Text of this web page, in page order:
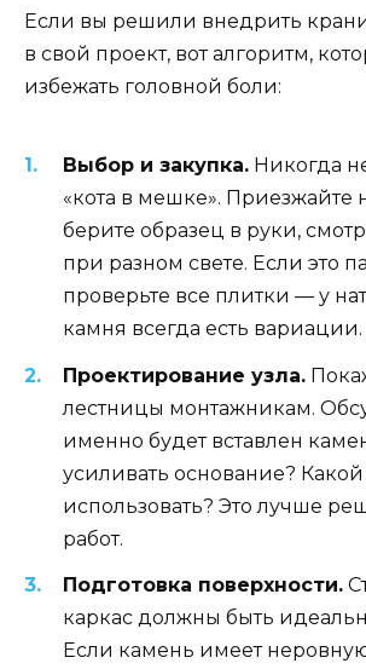
Если вы решили внедрить
в свой проект, вот алгоритм,
избежать головной боли:
Выбор и закупка. Никогда
«кота в мешке». Приезжайте
берите образец в руки,
при разном свете. Если это
проверьте все плитки — у
камня всегда есть вариации.
Проектирование узла.
лестницы монтажникам.
именно будет вставлен
усиливать основание?
использовать? Это лучше
работ.
Подготовка поверхности.
каркас должны быть
Если камень имеет